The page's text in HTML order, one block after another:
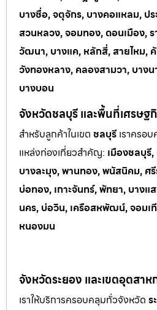
บางซื่อ, จตุจักร, บางคอแหลม, ปร
สวนหลวง, จอมทอง, ดอนเมือง, ร
วัฒนา, บางแค, หลักสี่, สายไหม,
วังทองหลาง, คลองสามวา, บาง
บางบอน
จังหวัดชลบุรี และพื้นที่เศรษฐ
สำหรับลูกค้าในเขต ชลบุรี เราครอ
แหล่งท่องเที่ยวสำคัญ: เมืองชลบุรี
บางละมุง, พานทอง, พนัสนิคม, ศ
บ่อทอง, เกาะจันทร์, พัทยา, บาง
นคร, บ่อวิน, เครือสหพัฒน์, จอมเ
หนองมน
จังหวัดระยอง และเขตอุตสาห
เราให้บริการครอบคลุมทั่วจังหวัด ร